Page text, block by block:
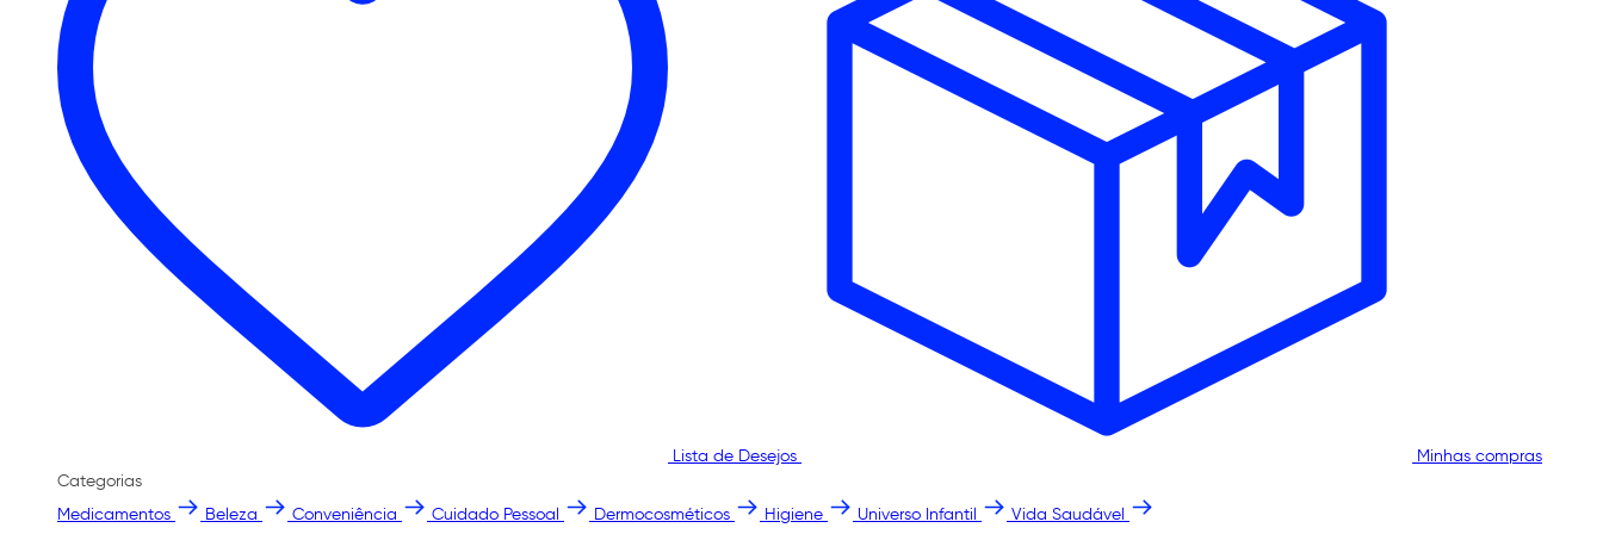
Lista de Desejos
Minhas compras
Categorias
Medicamentos
Beleza Conveniência Cuidado Pessoal Dermocosméticos Higiene Universo Infantil Vida Saudável